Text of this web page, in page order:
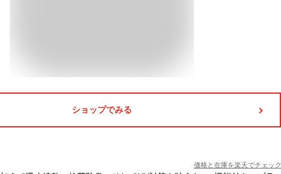
ショップでみる
価格と在庫を楽天でチェック